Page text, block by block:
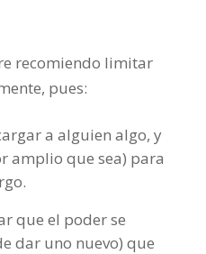
recomiendo limitar
pues:
a alguien algo, y
amplio que sea) para
que el poder se
dar uno nuevo) que